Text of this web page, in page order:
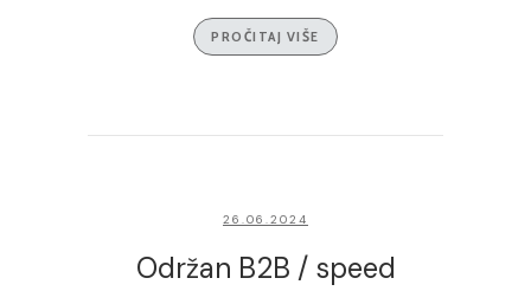
PROČITAJ VIŠE
26.06.2024
Održan B2B / speed